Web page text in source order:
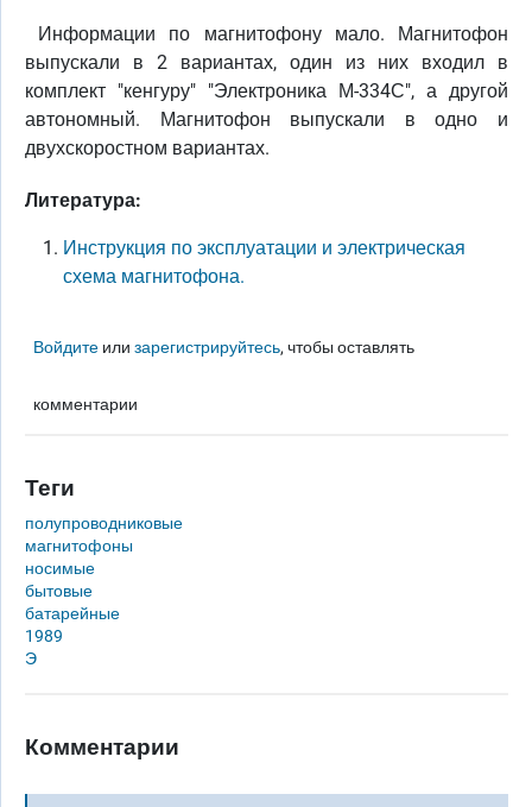
Информации по магнитофону мало. Магнитофон
выпускали в 2 вариантах, один из них входил в
комплект "кенгуру" "Электроника М-334С", а другой
автономный. Магнитофон выпускали в одно и
двухскоростном вариантах.
Литература:
Инструкция по эксплуатации и электрическая
схема магнитофона.
Войдите илизарегистрируйтесь, чтобы оставлять
комментарии
Теги
полупроводниковые
магнитофоны
носимые
бытовые
батарейные
1989
Э
Комментарии